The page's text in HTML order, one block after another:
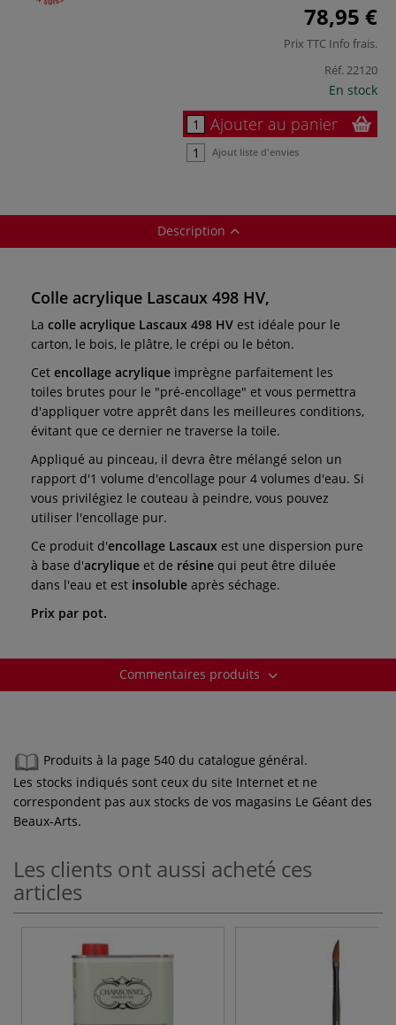
78,95 €
Prix TTC Info frais.
Réf.22120
En stock
Ajouter au panier
Ajout liste d'envies
Description
Colle acrylique Lascaux 498 HV,
La colle acrylique Lascaux 498 HV est idéale pour le
carton, le bois, le plâtre, le crépi ou le béton.
Cet encollage acrylique imprègne parfaitement les
toiles brutes pour le "pré-encollage" et vous permettra
d'appliquer votre apprêt dans les meilleures conditions,
évitant que ce dernier ne traverse la toile.
Appliqué au pinceau, il devra être mélangé selon un
rapport d'1 volume d'encollage pour 4 volumes d'eau. Si
vous privilégiez le couteau à peindre, vous pouvez
utiliser l'encollage pur.
Ce produit d'encollage Lascaux est une dispersion pure
à base d'acrylique et de résine qui peut être diluée
dans l'eau et est insoluble après séchage.
Prix par pot.
Commentaires produits
Produits à la page 540 du catalogue général.
Les stocks indiqués sont ceux du site Internet et ne
correspondent pas aux stocks de vos magasins Le Géant des
Beaux-Arts.
Les clients ont aussi acheté ces
articles